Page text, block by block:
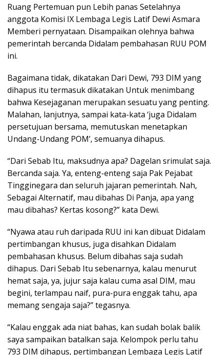
Ruang Pertemuan pun Lebih panas Setelahnya
anggota Komisi IX Lembaga Legis Latif Dewi Asmara
Memberi pernyataan. Disampaikan olehnya bahwa
pemerintah bercanda Didalam pembahasan RUU POM
ini.
Bagaimana tidak, dikatakan Dari Dewi, 793 DIM yang
dihapus itu termasuk dikatakan Untuk menimbang
bahwa Kesejaganan merupakan sesuatu yang penting.
Malahan, lanjutnya, sampai kata-kata ‘juga Didalam
persetujuan bersama, memutuskan menetapkan
Undang-Undang POM’, semuanya dihapus.
“Dari Sebab Itu, maksudnya apa? Dagelan srimulat saja.
Bercanda saja. Ya, enteng-enteng saja Pak Pejabat
Tingginegara dan seluruh jajaran pemerintah. Nah,
Sebagai Alternatif, mau dibahas Di Panja, apa yang
mau dibahas? Kertas kosong?” kata Dewi.
“Nyawa atau ruh daripada RUU ini kan dibuat Didalam
pertimbangan khusus, juga disahkan Didalam
pembahasan khusus. Belum dibahas saja sudah
dihapus. Dari Sebab Itu sebenarnya, kalau menurut
hemat saja, ya, jujur saja kalau cuma asal DIM, mau
begini, terlampau naif, pura-pura enggak tahu, apa
memang sengaja saja?” tegasnya.
“Kalau enggak ada niat bahas, kan sudah bolak balik
saya sampaikan batalkan saja. Kelompok perlu tahu
793 DIM dihapus, pertimbangan Lembaga Legis Latif